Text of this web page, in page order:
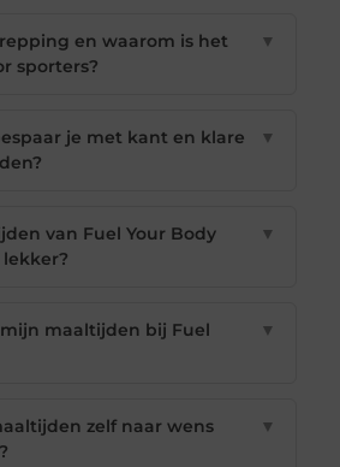
en waarom is het
sporters?
▼
je met kant en klare
▼
van Fuel Your Body
▼
maaltijden bij Fuel
▼
zelf naar wens
▼